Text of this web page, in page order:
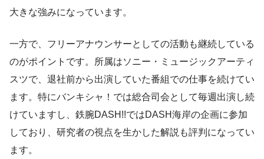
大きな強みになっています。
一方で、フリーアナウンサーとしての活動も継続している
のがポイントです。所属はソニー・ミュージックアーティ
スツで、退社前から出演していた番組での仕事を続けてい
ます。特にバンキシャ！では総合司会として毎週出演し続
けていますし、鉄腕DASH!!ではDASH海岸の企画に参加
しており、研究者の視点を生かした解説も評判になってい
ます。